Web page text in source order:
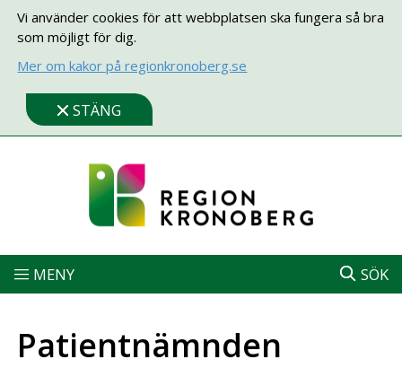
Vi använder cookies för att webbplatsen ska fungera så bra
som möjligt för dig.
Mer om kakor på regionkronoberg.se
STÄNG
MENY SÖK
Patientnämnden